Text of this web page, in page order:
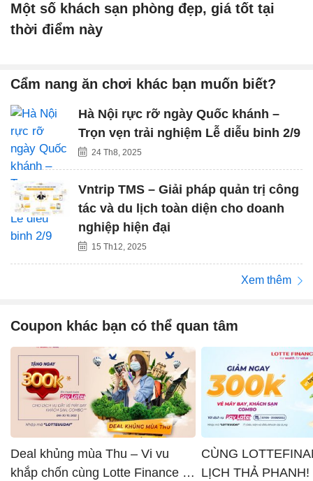
Một số khách sạn phòng đẹp, giá tốt tại
thời điểm này
Cẩm nang ăn chơi khác bạn muốn biết?
Hà Nội rực rỡ ngày Quốc khánh –
Trọn vẹn trải nghiệm Lễ diễu binh 2/9
24 Th8, 2025
Vntrip TMS – Giải pháp quản trị công
tác và du lịch toàn diện cho doanh
nghiệp hiện đại
15 Th12, 2025
Xem thêm
Coupon khác bạn có thể quan tâm
Deal khủng mùa Thu – Vi vu
khắp chốn cùng Lotte Finance x
CÙNG
LỊCH THẢ PHANH!